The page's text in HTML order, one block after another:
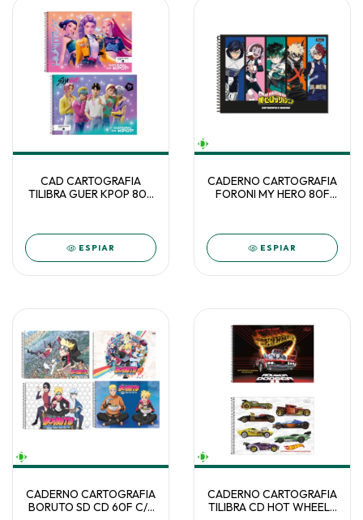
CAD CARTOGRAFIA
TILIBRA GUER KPOP 80F
ESPIAR
CADERNO CARTOGRAFIA
FORONI MY HERO 80F
ESPIAR
CADERNO CARTOGRAFIA
BORUTO SD CD 60F C/5
CADERNO CARTOGRAFIA
TILIBRA CD HOT WHEELS